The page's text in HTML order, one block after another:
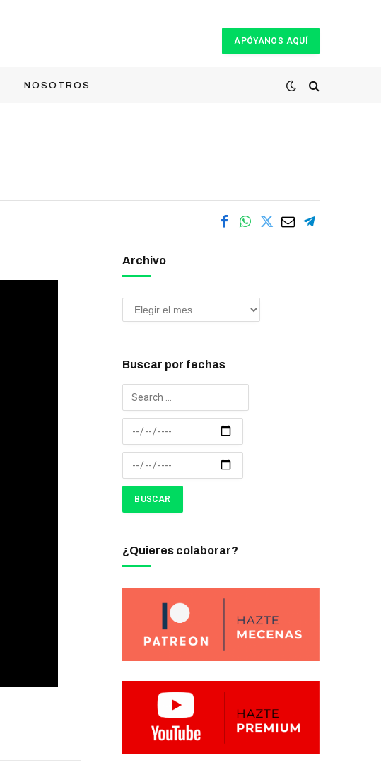
APÓYANOS AQUÍ
NOSOTROS
Archivo
Buscar por fechas
¿Quieres colaborar?